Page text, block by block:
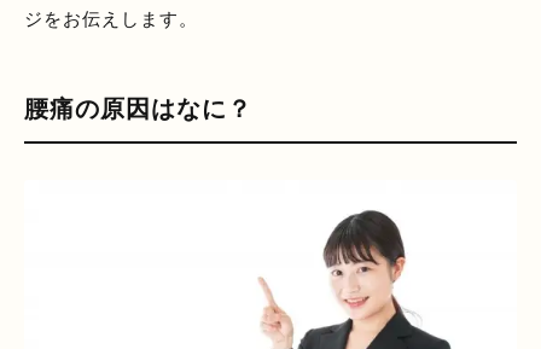
ジをお伝えします。
腰痛の原因はなに？